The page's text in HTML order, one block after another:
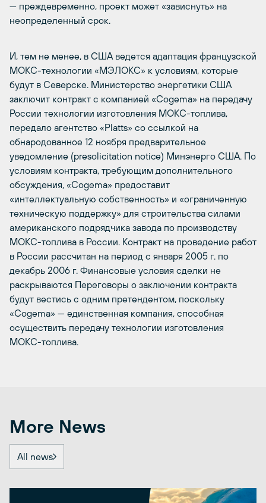
— преждевременно, проект может «зависнуть» на
неопределенный срок.
И, тем не менее, в США ведется адаптация французской
МОКС-технологии «МЭЛОКС» к условиям, которые
будут в Северске. Министерство энергетики США
заключит контракт с компанией «Cogema» на передачу
России технологии изготовления МОКС-топлива,
передало агентство «Platts» со ссылкой на
обнародованное 12 ноября предварительное
уведомление (presolicitation notice) Минэнерго США. По
условиям контракта, требующим дополнительного
обсуждения, «Cogema» предоставит
«интеллектуальную собственность» и «ограниченную
техническую поддержку» для строительства силами
американского подрядчика завода по производству
МОКС-топлива в России. Контракт на проведение работ
в России рассчитан на период с января 2005 г. по
декабрь 2006 г. Финансовые условия сделки не
раскрываются Переговоры о заключении контракта
будут вестись с одним претендентом, поскольку
«Cogema» — единственная компания, способная
осуществить передачу технологии изготовления
МОКС-топлива.
More News
All news